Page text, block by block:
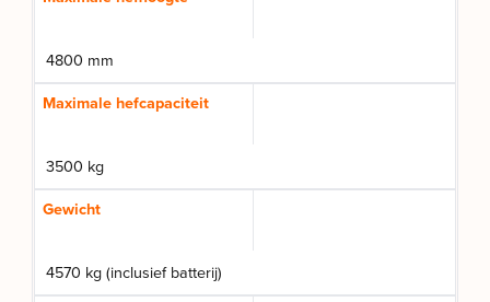
4800 mm
Maximale hefcapaciteit
3500 kg
Gewicht
4570 kg (inclusief batterij)